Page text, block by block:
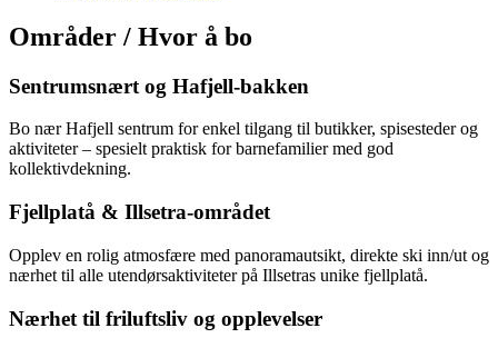
Områder / Hvor å bo
Sentrumsnært og Hafjell-bakken
Bo nær Hafjell sentrum for enkel tilgang til butikker, spisesteder og
aktiviteter – spesielt praktisk for barnefamilier med god
kollektivdekning.
Fjellplatå & Illsetra-området
Opplev en rolig atmosfære med panoramautsikt, direkte ski inn/ut og
nærhet til alle utendørsaktiviteter på Illsetras unike fjellplatå.
Nærhet til friluftsliv og opplevelser